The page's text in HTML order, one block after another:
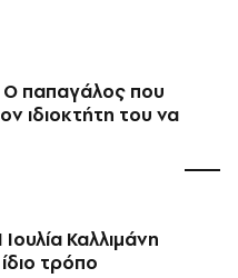
Ο παπαγάλος που
ιδιοκτήτη του να
Καλλιμάνη
τρόπο